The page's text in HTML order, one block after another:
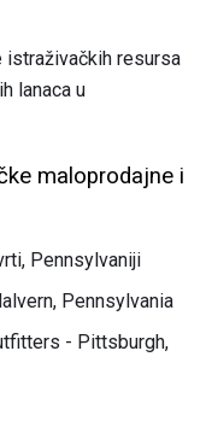
resursa
lanaca u
maloprodajne i
Pennsylvaniji
Pennsylvania
- Pittsburgh,